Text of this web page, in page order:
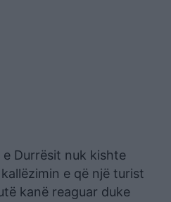
e Durrësit nuk kishte
e që një turist
kanë reaguar duke